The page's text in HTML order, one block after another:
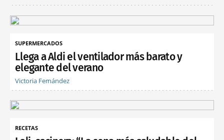
SUPERMERCADOS
Llega a Aldi el ventilador más barato y
elegante del verano
Victoria Fernández
RECETAS